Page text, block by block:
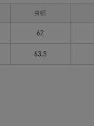
身幅
62
63.5